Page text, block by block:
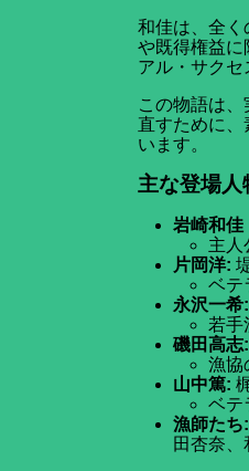
和佳は、全く
や既得権益に
アル・サクセ
この物語は
直すために
います。
主な登場人
岩崎和佳
主人
片岡洋:
ベテ
永沢一希:
若手
磯田高志:
漁協
山中篤:
ベテ
漁師たち:
田杏奈